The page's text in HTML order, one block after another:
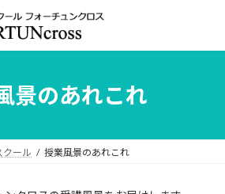
景のあれこれ
クール 授業風景のあれこれ